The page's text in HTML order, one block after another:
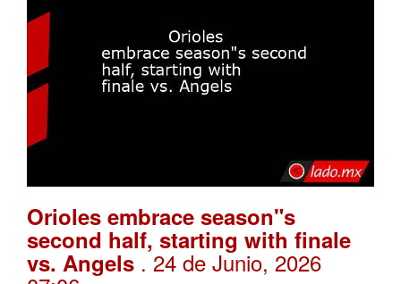
Orioles embrace season"s
second half, starting with finale
vs. Angels . 24 de Junio, 2026